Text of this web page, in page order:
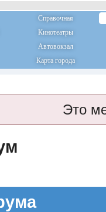
Справочная
Кинотеатры
Автовокзал
Карта города
Это